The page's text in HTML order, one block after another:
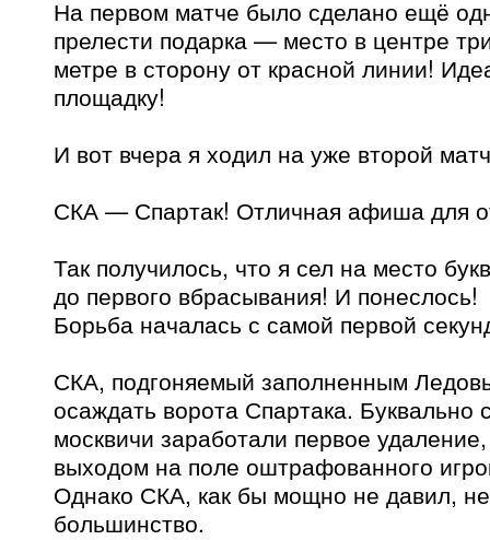
На первом матче было сделано ещё
прелести подарка — место в центре
метре в сторону от красной линии!
площадку!
И вот вчера я ходил на уже второй
СКА — Спартак! Отличная афиша для
Так получилось, что я сел на место
до первого вбрасывания! И понеслось!
Борьба началась с самой первой
СКА, подгоняемый заполненным
осаждать ворота Спартака. Буквально
москвичи заработали первое
выходом на поле оштрафованного
Однако СКА, как бы мощно не давил,
большинство.